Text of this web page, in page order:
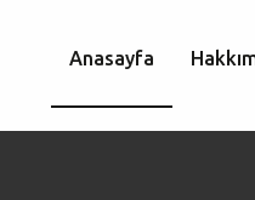
Anasayfa